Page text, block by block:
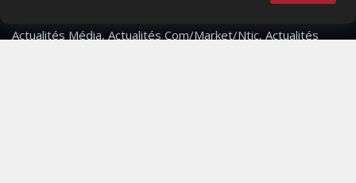
Actualités Média, Actualités Com/Market/Ntic, Actualités